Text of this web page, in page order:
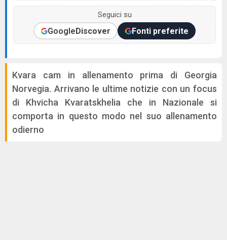
Seguici su
GoogleDiscover Fonti preferite
Kvara cam in allenamento prima di Georgia
Norvegia. Arrivano le ultime notizie con un focus
di Khvicha Kvaratskhelia che in Nazionale si
comporta in questo modo nel suo allenamento
odierno